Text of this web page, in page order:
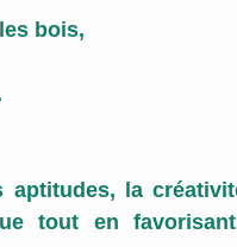
bois,
aptitudes, la
tout en